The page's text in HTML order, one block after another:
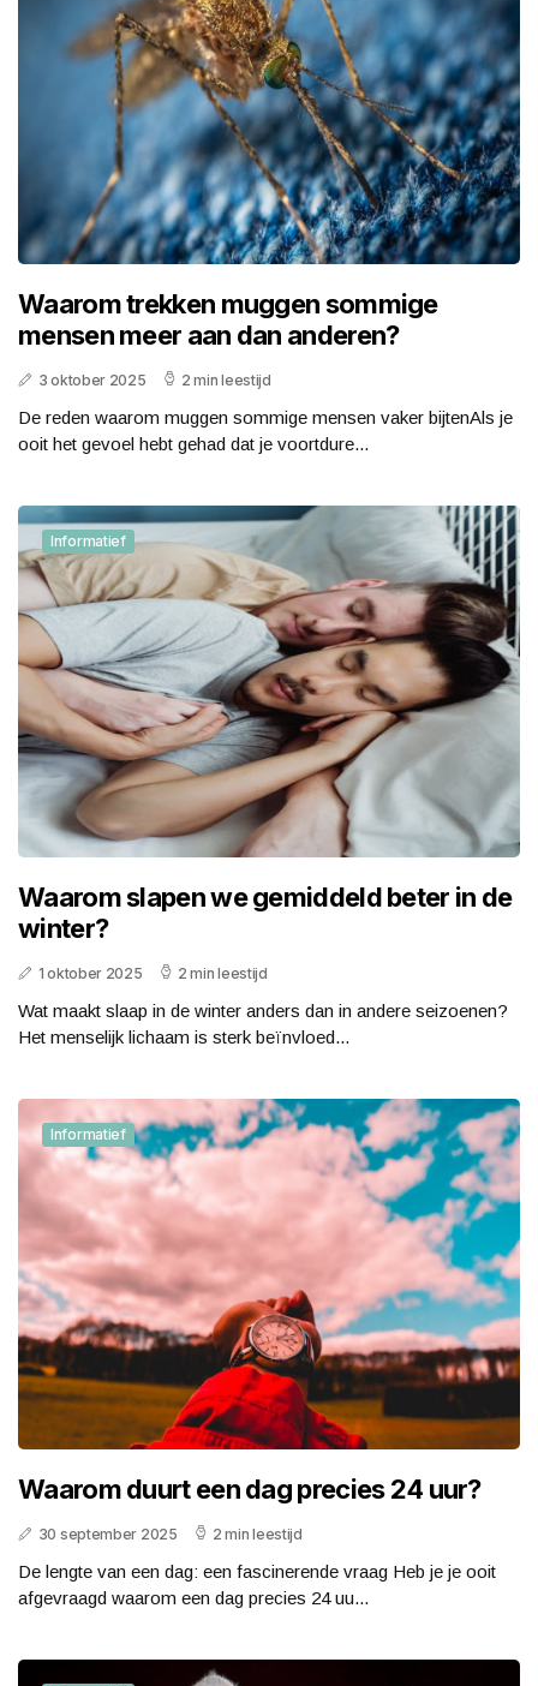
Waarom trekken muggen sommige
mensen meer aan dan anderen?
3 oktober 2025 2 min leestijd
De reden waarom muggen sommige mensen vaker bijtenAls je
ooit het gevoel hebt gehad dat je voortdure...
Informatief
Waarom slapen we gemiddeld beter in de
winter?
1 oktober 2025 2 min leestijd
Wat maakt slaap in de winter anders dan in andere seizoenen?
Het menselijk lichaam is sterk beïnvloed...
Informatief
Waarom duurt een dag precies 24 uur?
30 september 2025 2 min leestijd
De lengte van een dag: een fascinerende vraag Heb je je ooit
afgevraagd waarom een dag precies 24 uu...